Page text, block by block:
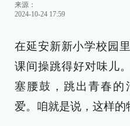
来源：
2024-10-24 17:59
在延安新新小学校园
课间操跳得好对味儿
塞腰鼓，跳出青春的
爱。咱就是说，这样的